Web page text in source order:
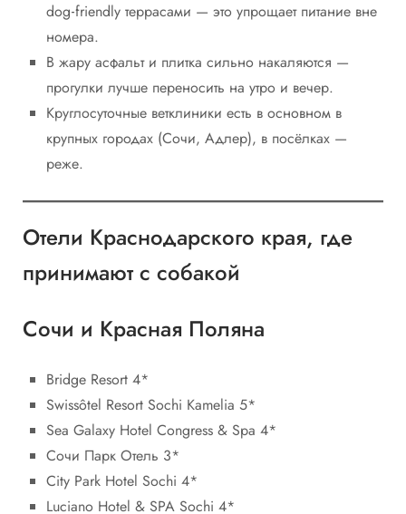
dog‑friendly террасами — это упрощает питание вне
номера.
В жару асфальт и плитка сильно накаляются —
прогулки лучше переносить на утро и вечер.
Круглосуточные ветклиники есть в основном в
крупных городах (Сочи, Адлер), в посёлках —
реже.
Отели Краснодарского края, где
принимают с собакой
Сочи и Красная Поляна
Bridge Resort 4*
Swissôtel Resort Sochi Kamelia 5*
Sea Galaxy Hotel Congress & Spa 4*
Сочи Парк Отель 3*
City Park Hotel Sochi 4*
Luciano Hotel & SPA Sochi 4*